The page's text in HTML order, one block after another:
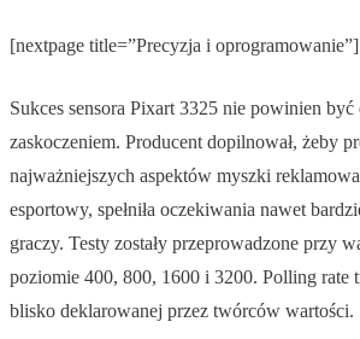
[nextpage title=”Precyzja i oprogramowanie”]
Sukces sensora Pixart 3325 nie powinien
zaskoczeniem. Producent dopilnował, żeby
najważniejszych aspektów myszki
esportowy, spełniła oczekiwania nawet
graczy. Testy zostały przeprowadzone przy
poziomie 400, 800, 1600 i 3200. Polling rate
blisko deklarowanej przez twórców wartości.